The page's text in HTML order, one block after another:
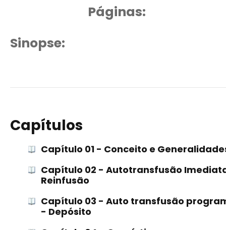
Páginas:
Sinopse:
Capítulos
Capítulo 01 - Conceito e
Capítulo 02 - Autotransfusão
Reinfusão
Capítulo 03 - Auto transfusão
- Depósito